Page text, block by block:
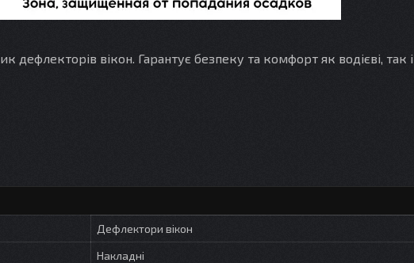
дефлекторів вікон. Гарантує безпеку та комфорт як водієві, так і
Дефлектори вікон
Накладні